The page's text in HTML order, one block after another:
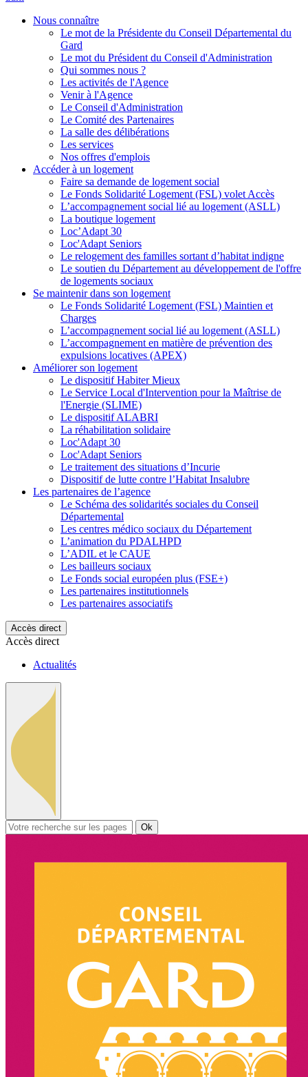
Nous connaître
Le mot de la Présidente du Conseil Départemental du
Gard
Le mot du Président du Conseil d'Administration
Qui sommes nous ?
Les activités de l'Agence
Venir à l'Agence
Le Conseil d'Administration
Le Comité des Partenaires
La salle des délibérations
Les services
Nos offres d'emplois
Accéder à un logement
Faire sa demande de logement social
Le Fonds Solidarité Logement (FSL) volet Accès
L’accompagnement social lié au logement (ASLL)
La boutique logement
Loc’Adapt 30
Loc'Adapt Seniors
Le relogement des familles sortant d’habitat indigne
Le soutien du Département au développement de l'offre
de logements sociaux
Se maintenir dans son logement
Le Fonds Solidarité Logement (FSL) Maintien et
Charges
L’accompagnement social lié au logement (ASLL)
L’accompagnement en matière de prévention des
expulsions locatives (APEX)
Améliorer son logement
Le dispositif Habiter Mieux
Le Service Local d'Intervention pour la Maîtrise de
l'Energie (SLIME)
Le dispositif ALABRI
La réhabilitation solidaire
Loc'Adapt 30
Loc'Adapt Seniors
Le traitement des situations d’Incurie
Dispositif de lutte contre l’Habitat Insalubre
Les partenaires de l’agence
Le Schéma des solidarités sociales du Conseil
Départemental
Les centres médico sociaux du Département
L’animation du PDALHPD
L’ADIL et le CAUE
Les bailleurs sociaux
Le Fonds social européen plus (FSE+)
Les partenaires institutionnels
Les partenaires associatifs
Accès direct
Accès direct
Actualités
Ok